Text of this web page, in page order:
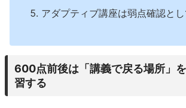
アダプティブ講座は弱点確認と
600点前後は「講義で戻る場所」
習する